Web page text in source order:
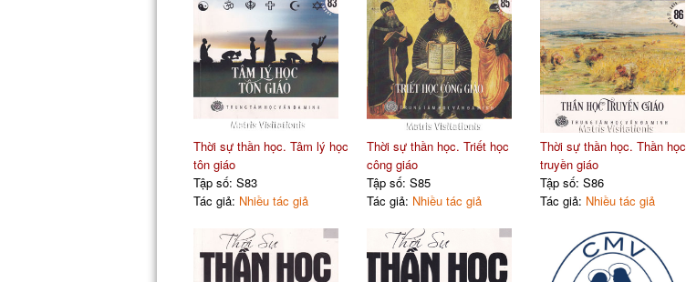
Thời sự thần học. Tâm lý học
tôn giáo
Tập số: S83
Tác giả: Nhiều tác giả
Thời sự thần học. Triết học
công giáo
Tập số: S85
Tác giả: Nhiều tác giả
Thời sự thần học. Thần học
truyền giáo
Tập số: S86
Tác giả: Nhiều tác giả